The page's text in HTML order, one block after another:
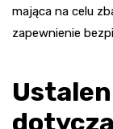
mająca na celu
zapewnienie